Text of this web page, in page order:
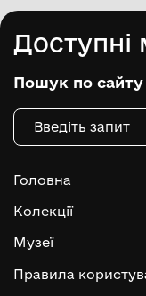
Доступні
Пошук по сайту
Головна
Колекції
Музеї
Правила